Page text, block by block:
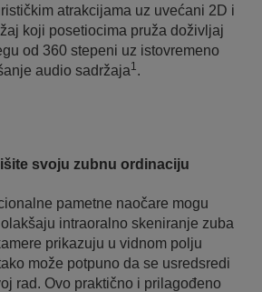
atrakcijama uz uvećani 2D i
koji posetiocima pruža doživljaj
od 360 stepeni uz istovremeno
audio sadržaja1.
svoju zubnu ordinaciju
pametne naočare mogu
intraoralno skeniranje zuba
prikazuju u vidnom polju
može potpuno da se usredsredi
rad. Ovo praktično i prilagođeno